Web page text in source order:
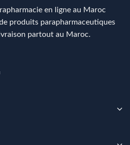
en ligne au Maroc
produits parapharmaceutiques
partout au Maroc.